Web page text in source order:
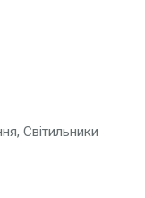
,Світильники